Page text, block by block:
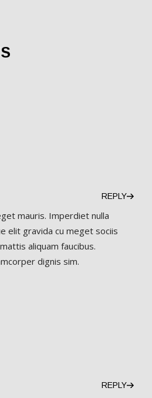
REPLY
mauris. Imperdiet nulla
elit gravida cu meget sociis
aliquam faucibus.
dignis sim.
REPLY